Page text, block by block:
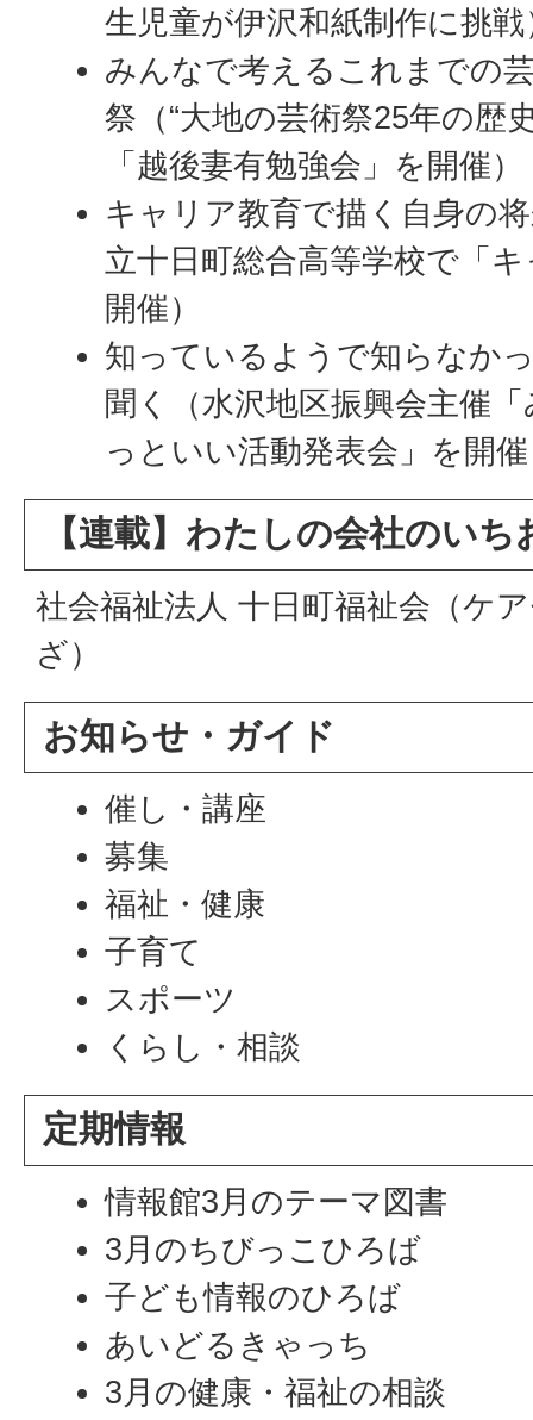
生児童が伊沢和紙制作に挑戦
みんなで考えるこれまでの
祭（“大地の芸術祭25年の歴
「越後妻有勉強会」を開催）
キャリア教育で描く自身の
立十日町総合高等学校で「
開催）
知っているようで知らなか
聞く（水沢地区振興会主催
っといい活動発表会」を開
【連載】わたしの会社のい
社会福祉法人 十日町福祉会（ケ
ざ）
お知らせ・ガイド
催し・講座
募集
福祉・健康
子育て
スポーツ
くらし・相談
定期情報
情報館3月のテーマ図書
3月のちびっこひろば
子ども情報のひろば
あいどるきゃっち
3月の健康・福祉の相談